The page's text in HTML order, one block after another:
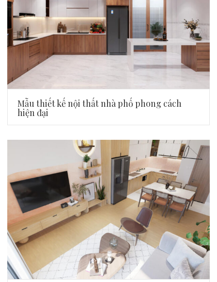
Mẫu thiết kế nội thất nhà phố phong cách
hiện đại